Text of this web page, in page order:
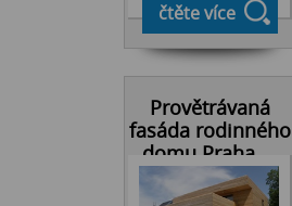
čtěte více
Provětrávaná
fasáda rodinného
domu Praha ...